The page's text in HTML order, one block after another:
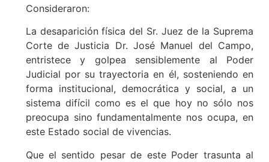
Consideraron:
La desaparición física del Sr. Juez de la Suprema
Corte de Justicia Dr. José Manuel del Campo,
entristece y golpea sensiblemente al Poder
Judicial por su trayectoria en él, sosteniendo en
forma institucional, democrática y social, a un
sistema difícil como es el que hoy no sólo nos
preocupa sino fundamentalmente nos ocupa, en
este Estado social de vivencias.
Que el sentido pesar de este Poder trasunta al